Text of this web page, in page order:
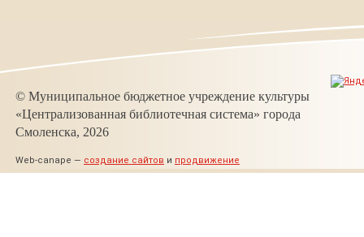
© Муниципальное бюджетное учреждение культуры
«Централизованная библиотечная система» города
Смоленска, 2026
Web-canape — создание сайтов и продвижение